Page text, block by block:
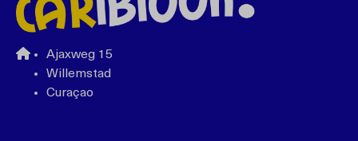
Ajaxweg 15
Willemstad
Curaçao